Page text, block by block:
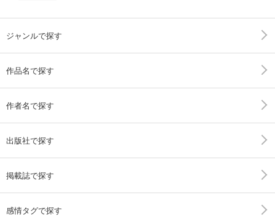
ジャンルで探す
作品名で探す
作者名で探す
出版社で探す
掲載誌で探す
感情タグで探す